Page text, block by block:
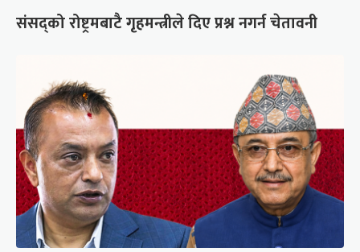
संसद्को रोष्ट्रमबाटै गृहमन्त्रीले दिए प्रश्न नगर्न चेतावनी